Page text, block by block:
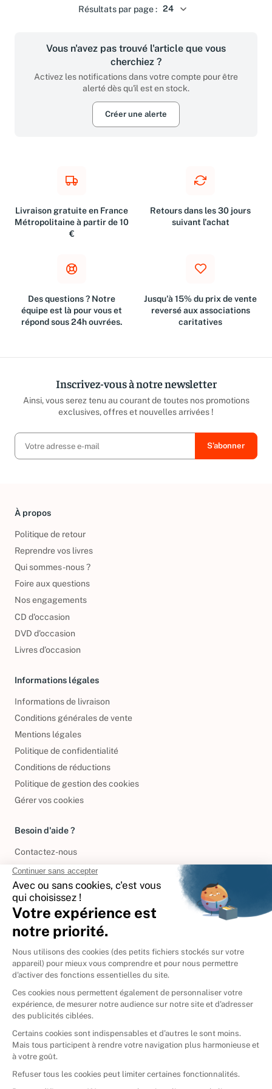
Résultats par page :
Vous n'avez pas trouvé l'article que vous
cherchiez ?
Activez les notifications dans votre compte pour être
alerté dès qu'il est en stock.
Créer une alerte
Livraison gratuite en France
Métropolitaine à partir de 10
€
Retours dans les 30 jours
suivant l'achat
Des questions ? Notre
équipe est là pour vous et
répond sous 24h ouvrées.
Jusqu'à 15% du prix de vente
reversé aux associations
caritatives
Inscrivez-vous à notre newsletter
Ainsi, vous serez tenu au courant de toutes nos promotions
exclusives, offres et nouvelles arrivées !
À propos
Politique de retour
Reprendre vos livres
Qui sommes-nous ?
Foire aux questions
Nos engagements
CD d'occasion
DVD d'occasion
Livres d’occasion
Informations légales
Informations de livraison
Conditions générales de vente
Mentions légales
Politique de confidentialité
Conditions de réductions
Politique de gestion des cookies
Gérer vos cookies
Besoin d'aide ?
Contactez-nous
International
🇪🇸Espagne
🇮🇹Italie
Donner vos livres